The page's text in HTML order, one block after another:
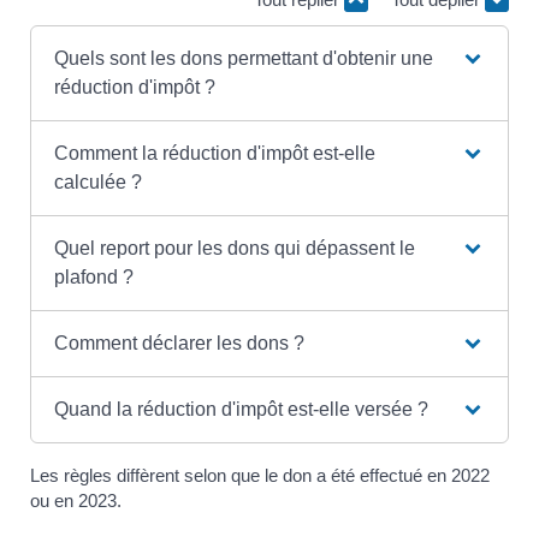
Quels sont les dons permettant d'obtenir une
réduction d'impôt ?
Comment la réduction d'impôt est-elle
calculée ?
Quel report pour les dons qui dépassent le
plafond ?
Comment déclarer les dons ?
Quand la réduction d'impôt est-elle versée ?
Les règles diffèrent selon que le don a été effectué en 2022
ou en 2023.